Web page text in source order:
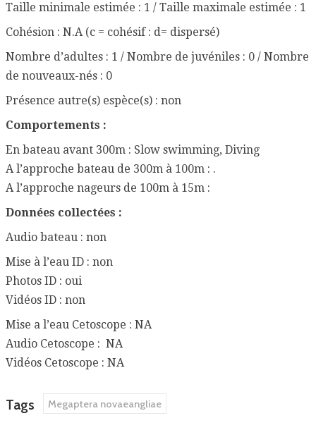
Taille minimale estimée : 1 / Taille maximale estimée : 1
Cohésion : N.A (c = cohésif : d= dispersé)
Nombre d’adultes : 1 / Nombre de juvéniles : 0 / Nombre
de nouveaux-nés : 0
Présence autre(s) espèce(s) : non
Comportements :
En bateau avant 300m : Slow swimming, Diving
A l’approche bateau de 300m à 100m : .
A l’approche nageurs de 100m à 15m :
Données collectées :
Audio bateau : non
Mise à l’eau ID : non
Photos ID : oui
Vidéos ID : non
Mise a l’eau Cetoscope : NA
Audio Cetoscope : NA
Vidéos Cetoscope : NA
Tags Megaptera novaeangliae